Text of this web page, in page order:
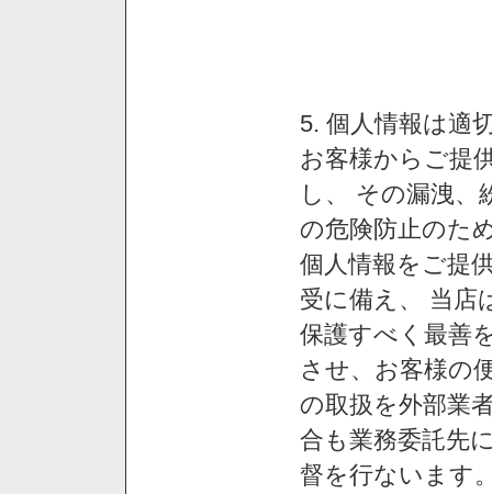
5. 個人情報は適
お客様からご提
し、 その漏洩、
の危険防止のた
個人情報をご提
受に備え、 当店
保護すべく最善
させ、お客様の
の取扱を外部業
合も業務委託先
督を行ないます